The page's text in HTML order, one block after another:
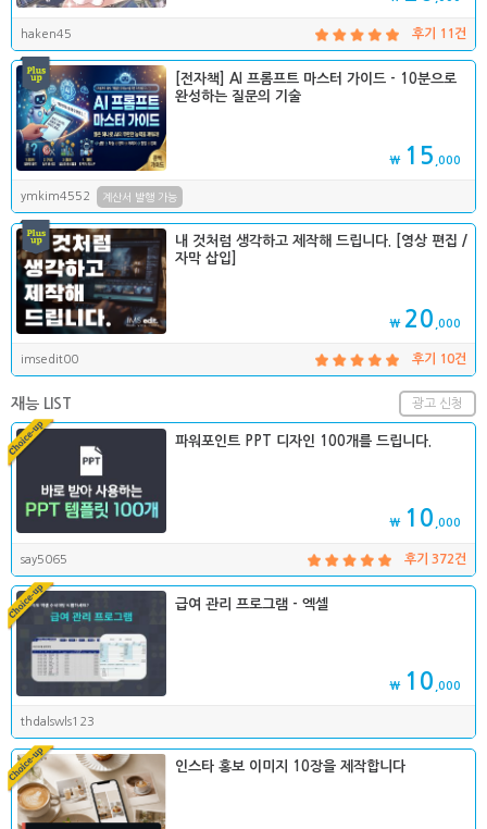
haken45 후기 11건
[전자책] AI 프롬프트 마스터 가이드 - 10분으로
완성하는 질문의 기술
₩ 15 ,000
ymkim4552 계산서 발행 가능
내 것처럼 생각하고 제작해 드립니다. [영상 편집 /
자막 삽입]
₩ 20 ,000
imsedit00 후기 10건
광고 신청
재능 LIST
파워포인트 PPT 디자인 100개를 드립니다.
₩ 10 ,000
say5065 후기 372건
급여 관리 프로그램 - 엑셀
₩ 10 ,000
thdalswls123
인스타 홍보 이미지 10장을 제작합니다